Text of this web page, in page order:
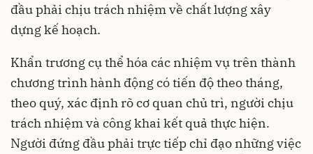
đầu phải chịu trách nhiệm về chất lượng xây
dựng kế hoạch.
Khẩn trương cụ thể hóa các nhiệm vụ trên thành
chương trình hành động có tiến độ theo tháng,
theo quý, xác định rõ cơ quan chủ trì, người chịu
trách nhiệm và công khai kết quả thực hiện.
Người đứng đầu phải trực tiếp chỉ đạo những việc